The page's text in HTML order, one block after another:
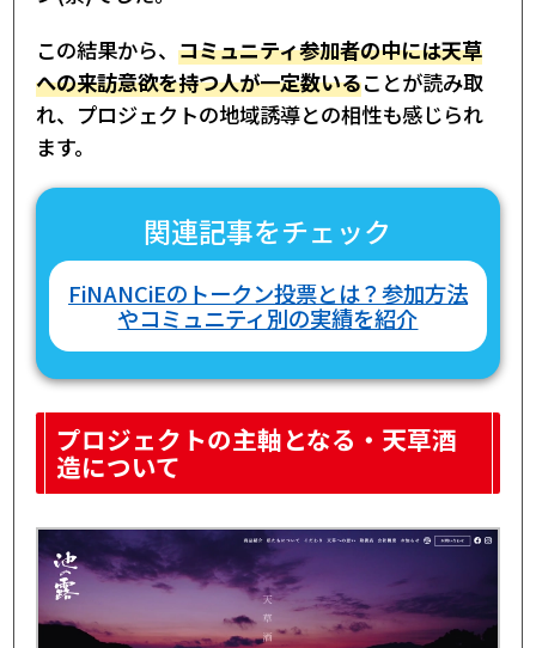
この結果から、 コミュニティ参加者の中には天草
への来訪意欲を持つ人が一定数いることが読み取
れ、プロジェクトの地域誘導との相性も感じられ
ます。
関連記事をチェック
FiNANCiEのトークン投票とは？参加方法
やコミュニティ別の実績を紹介
プロジェクトの主軸となる・天草酒
造について